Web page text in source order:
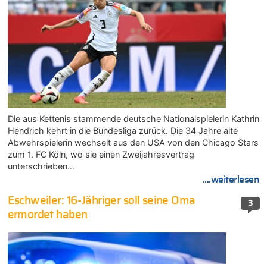
Die aus Kettenis stammende deutsche Nationalspielerin Kathrin
Hendrich kehrt in die Bundesliga zurück. Die 34 Jahre alte
Abwehrspielerin wechselt aus den USA von den Chicago Stars
zum 1. FC Köln, wo sie einen Zweijahresvertrag
unterschrieben…
....weiterlesen
3
Eschweiler: 16-Jähriger soll seine Oma
ermordet haben